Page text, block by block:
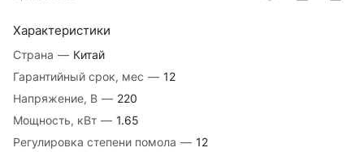
Характеристики
Страна — Китай
Гарантийный срок, мес — 12
Напряжение, В — 220
Мощность, кВт — 1.65
Регулировка степени помола — 12